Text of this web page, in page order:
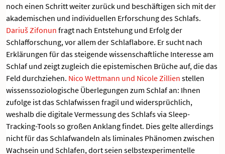
noch einen Schritt weiter zurück und beschäftigen sich mit der
akademischen und individuellen Erforschung des Schlafs.
Dariuš Zifonun fragt nach Entstehung und Erfolg der
Schlafforschung, vor allem der Schlaflabore. Er sucht nach
Erklärungen für das steigende wissenschaftliche Interesse am
Schlaf und zeigt zugleich die epistemischen Brüche auf, die das
Feld durchziehen. Nico Wettmann und Nicole Zillien stellen
wissenssoziologische Überlegungen zum Schlaf an: Ihnen
zufolge ist das Schlafwissen fragil und widersprüchlich,
weshalb die digitale Vermessung des Schlafs via Sleep-
Tracking-Tools so großen Anklang findet. Dies gelte allerdings
nicht für das Schlafwandeln als liminales Phänomen zwischen
Wachsein und Schlafen, dort seien selbstexperimentelle